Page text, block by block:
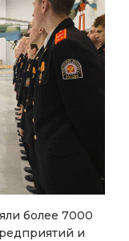
более 7000
и